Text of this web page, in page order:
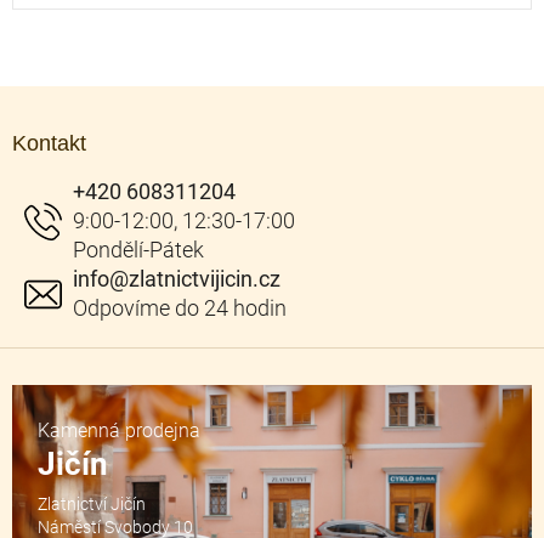
Kontakt
info@zlatnictvijicin.cz
+420 608311204
Kamenná prodejna
Jičín
Zlatnictví Jičín
Náměstí Svobody 10